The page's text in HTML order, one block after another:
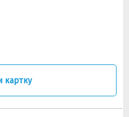
картку